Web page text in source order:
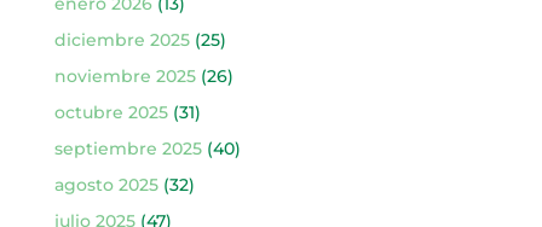
diciembre 2025(25)
noviembre 2025(26)
octubre 2025(31)
septiembre 2025(40)
agosto 2025(32)
julio 2025(47)